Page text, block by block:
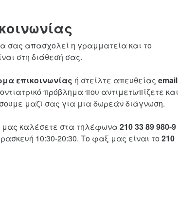
σας απασχολεί η γραμματεία και το
στη διάθεσή σας.
επικοινωνίας ή στείλτε απευθείας email
πρόβλημα που αντιμετωπίζετε και
μαζί σας για μια δωρεάν διάγνωση.
μας καλέσετε στα τηλέφωνα 210 33 89 980-9
10:30-20:30. Το φαξ μας είναι το210